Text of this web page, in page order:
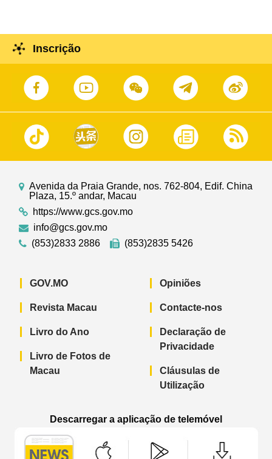
Inscrição
Avenida da Praia Grande, nos. 762-804, Edif. China
Plaza, 15.º andar, Macau
https://www.gcs.gov.mo
info@gcs.gov.mo
(853)2833 2886
(853)2835 5426
GOV.MO
Revista Macau
Livro do Ano
Livro de Fotos de
Macau
Opiniões
Contacte-nos
Declaração de
Privacidade
Cláusulas de
Utilização
Descarregar a aplicação de telemóvel